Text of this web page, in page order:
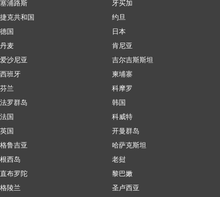
塞浦路斯
捷克共和国
德国
丹麦
爱沙尼亚
西班牙
芬兰
法罗群岛
法国
英国
格鲁吉亚
根西岛
直布罗陀
格陵兰
牙买加
约旦
日本
肯尼亚
吉尔吉斯斯坦
柬埔寨
科摩罗
韩国
科威特
开曼群岛
哈萨克斯坦
老挝
黎巴嫩
圣卢西亚